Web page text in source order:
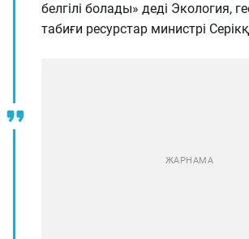
белгілі болады» деді Экология,
табиғи ресурстар министрі